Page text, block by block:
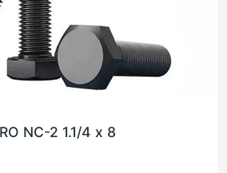
NC-2 1.1/4 x 8